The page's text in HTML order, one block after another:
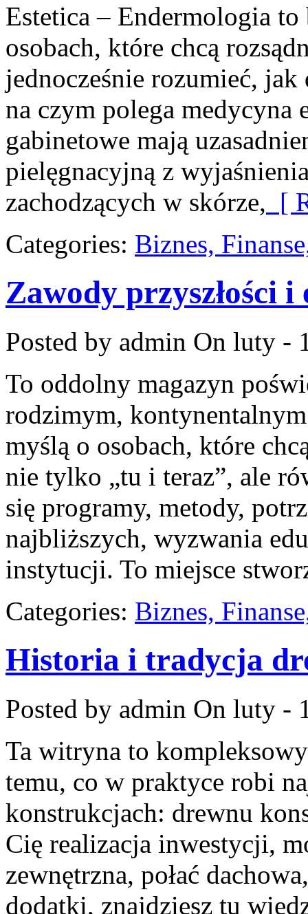
Estetica – Endermologia
osobach, które chcą
jednocześnie rozumieć,
na czym polega medycyna
gabinetowe mają
pielęgnacyjną z
zachodzących w skórze, [
Categories: Biznes,
Zawody przyszłości
Posted by admin On luty -
To oddolny magazyn
rodzimym,
myślą o osobach, które
nie tylko „tu i teraz”, ale
się programy, metody,
najbliższych, wyzwania
instytucji. To miejsce
Categories: Biznes,
Historia i tradycja
Posted by admin On luty -
Ta witryna to
temu, co w praktyce robi
konstrukcjach: drewnu
Cię realizacja inwestycji,
zewnętrzna, połać
dodatki, znajdziesz tu